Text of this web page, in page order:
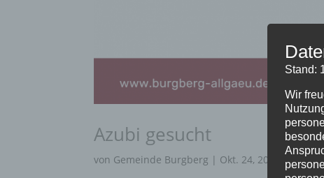
Azubi gesucht
von Gemeinde Burgberg | Okt. 24, 2024 |
Stand:
Wir